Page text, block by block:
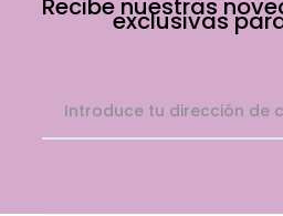
exclusivas